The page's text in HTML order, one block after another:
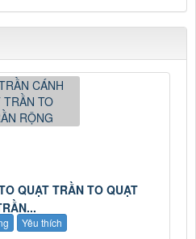
QUẠT TRẦN TO QUẠT
Yêu thích